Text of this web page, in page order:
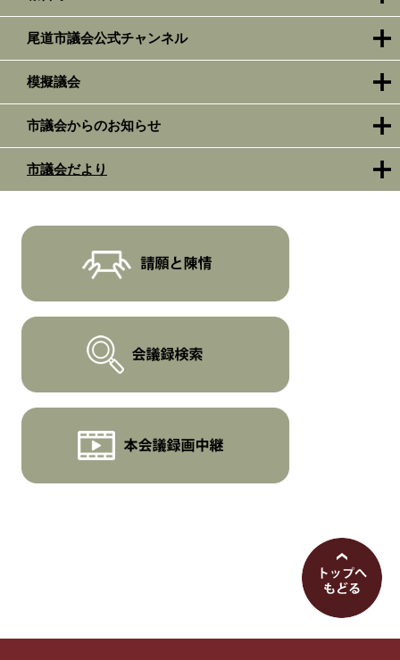
尾道市議会公式チャンネル
模擬議会
市議会からのお知らせ
市議会だより